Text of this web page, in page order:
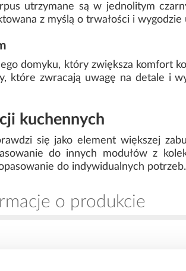
utrzymane są w jednolitym
z myślą o trwałości i wygodzie
domyku, który zwiększa komfort
które zwracają uwagę na detale i
kuchennych
się jako element większej
do innych modułów z
do indywidualnych potrzeb.
o produkcie